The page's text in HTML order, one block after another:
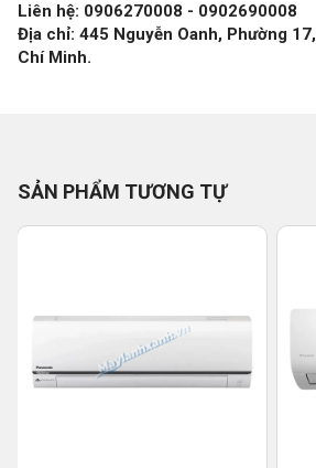
Liên hệ: 0906270008 - 0902690008
Địa chỉ: 445 Nguyễn Oanh, Phường
Chí Minh.
SẢN PHẨM TƯƠNG TỰ